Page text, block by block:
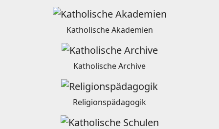
Katholische Akademien
Katholische Archive
Religionspädagogik